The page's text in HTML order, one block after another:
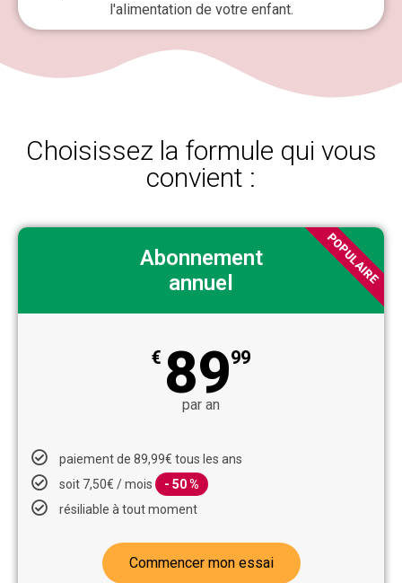
l'alimentation de votre enfant.
Choisissez la formule qui vous
convient :
Abonnement
annuel
€ 8999
par an
paiement de 89,99€ tous les ans
soit 7,50€ / mois
- 50 %
résiliable à tout moment
Commencer mon essai
POPULAIRE